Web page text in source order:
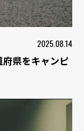
2025.08.14
県をキャンピ